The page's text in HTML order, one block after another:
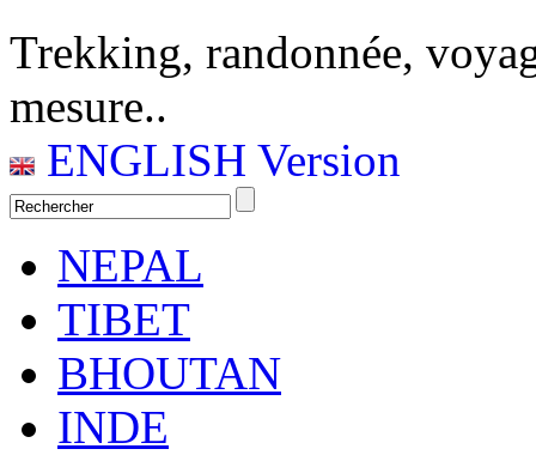
Trekking, randonnée,
mesure..
ENGLISH Version
NEPAL
TIBET
BHOUTAN
INDE